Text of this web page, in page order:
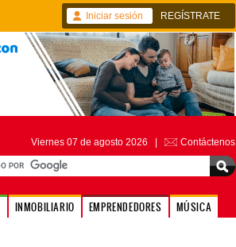
Iniciar sesión REGÍSTRATE
Viernes 07 de agosto 2026 | Contáctenos
INMOBILIARIO EMPRENDEDORES MÚSICA